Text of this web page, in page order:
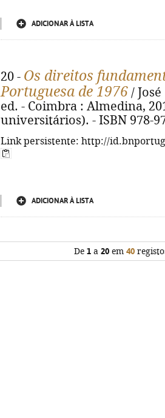
ADICIONAR À LISTA
20 - Os direitos
Portuguesa de 1976 /
ed. - Coimbra : Almedina,
universitários). - ISBN 978-
Link persistente: http://
ADICIONAR À LISTA
De 1a 20em 40